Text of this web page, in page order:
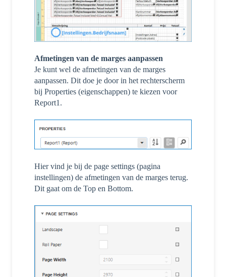
Afmetingen van de marges aanpassen
Je kunt wel de afmetingen van de marges
aanpassen. Dit doe je door in het rechterscherm
bij Properties (eigenschappen) te kiezen voor
Report1.
Hier vind je bij de page settings (pagina
instellingen) de afmetingen van de marges terug.
Dit gaat om de Top en Bottom.